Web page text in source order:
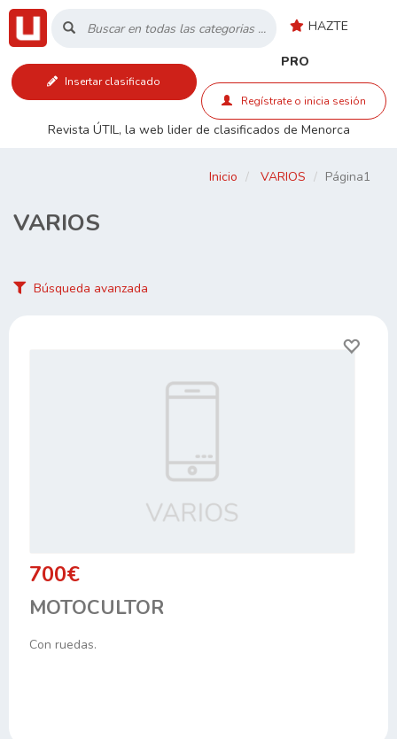
HAZTE
PRO
Insertar clasificado
Regístrate o inicia sesión
Revista ÚTIL, la web lider de clasificados de Menorca
Inicio
Inicio VARIOS Página1
VARIOS
Búsqueda avanzada
700€
MOTOCULTOR
Con ruedas.